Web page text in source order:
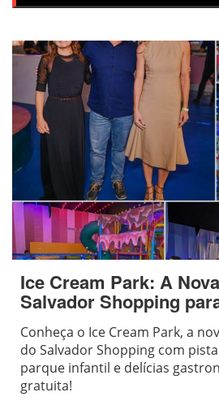
Ice Cream Park: A
Salvador Shopping
Conheça o Ice Cream Park, a
do Salvador Shopping com
parque infantil e delícias
gratuita!